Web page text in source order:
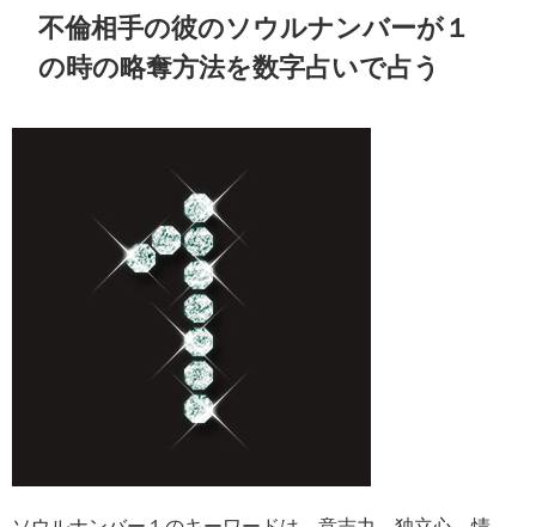
不倫相手の彼のソウルナンバーが１
の時の略奪方法を数字占いで占う